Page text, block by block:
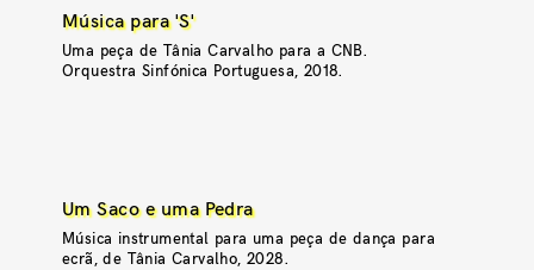
Música para 'S'
Uma peça de Tânia Carvalho para a CNB.
Orquestra Sinfónica Portuguesa, 2018.
Um Saco e uma Pedra
Música instrumental para uma peça de dança para
ecrã, de Tânia Carvalho, 2028.